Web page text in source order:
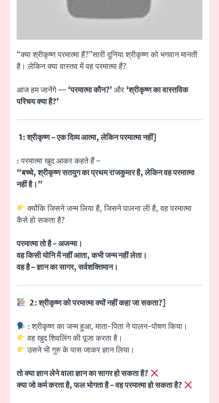
“क्या श्रीकृष्ण परमात्मा हैं?”सारी दुनिया श्रीकृष्ण को भगवान मानती
है। लेकिन क्या वास्तव में वह परमात्मा हैं?
आज हम जानेंगे — ‘परमात्मा कौन?’और ‘श्रीकृष्ण का वास्तविक
परिचय क्या है?’
1: श्रीकृष्ण – एक दिव्य आत्मा, लेकिन परमात्मा नहीं]
: परमात्मा खुद आकर कहते हैं –
“बच्चे, श्रीकृष्ण सतयुग का प्रथम राजकुमार है, लेकिन वह परमात्मा
नहीं है।”
क्योंकि जिसने जन्म लिया है, जिसने पालना ली है, वह परमात्मा
कैसे हो सकता है?
परमात्मा तो है – अजन्मा।
वह किसी योनि में नहीं आता, कभी जन्म नहीं लेता।
वह है – ज्ञान का सागर, सर्वशक्तिमान।
2: श्रीकृष्ण को परमात्मा क्यों नहीं कहा जा सकता?]
: श्रीकृष्ण का जन्म हुआ, माता-पिता ने पालन-पोषण किया।
वह खुद शिवलिंग की पूजा करता है।
उसने भी गुरु के पास जाकर ज्ञान लिया।
तो क्या ज्ञान लेने वाला ज्ञान का सागर हो सकता है?
क्या जो कर्म करता है, फल भोगता है – वह परमात्मा हो सकता है?